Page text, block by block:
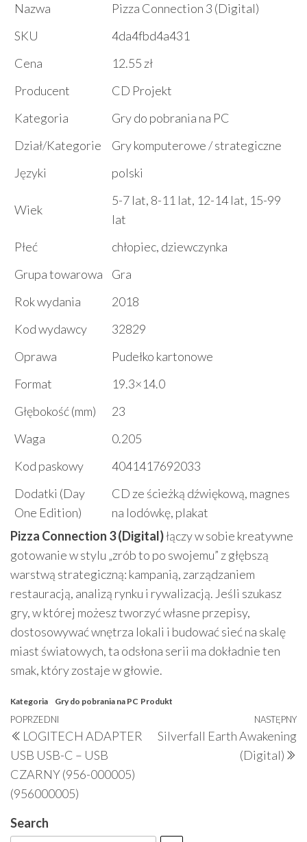
Nazwa
Pizza Connection 3 (Digital)
SKU
4da4fbd4a431
Cena
12.55 zł
Producent
CD Projekt
Kategoria
Gry do pobrania na PC
Dział/Kategorie
Gry komputerowe / strategiczne
Języki
polski
Wiek
5-7 lat, 8-11 lat, 12-14 lat, 15-99
lat
Płeć
chłopiec, dziewczynka
Grupa towarowa
Gra
Rok wydania
2018
Kod wydawcy
32829
Oprawa
Pudełko kartonowe
Format
19.3×14.0
Głębokość (mm)
23
Waga
0.205
Kod paskowy
4041417692033
Dodatki (Day
One Edition)
CD ze ścieżką dźwiękową, magnes
na lodówkę, plakat
Pizza Connection 3 (Digital)łączy w sobie kreatywne
gotowanie w stylu „zrób to po swojemu” z głębszą
warstwą strategiczną: kampanią, zarządzaniem
restauracją, analizą rynku i rywalizacją. Jeśli szukasz
gry, w której możesz tworzyć własne przepisy,
dostosowywać wnętrza lokali i budować sieć na skalę
miast światowych, ta odsłona serii ma dokładnie ten
smak, który zostaje w głowie.
Kategoria Gry do pobrania na PC Produkt
Nawigacja
wpisu
Poprzedni
wpis
POPRZEDNI
LOGITECH ADAPTER
USB USB-C – USB
CZARNY (956-000005)
(956000005)
NASTĘPNY
Silverfall Earth Awakening
(Digital)
Search